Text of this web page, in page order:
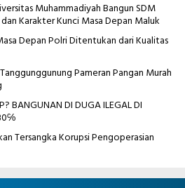
Muhammadiyah Bangun SDM
Karakter Kunci Masa Depan Maluk
Depan Polri Ditentukan dari Kualitas
Pameran Pangan Murah
BANGUNAN DI DUGA ILEGAL DI
Tersangka Korupsi Pengoperasian